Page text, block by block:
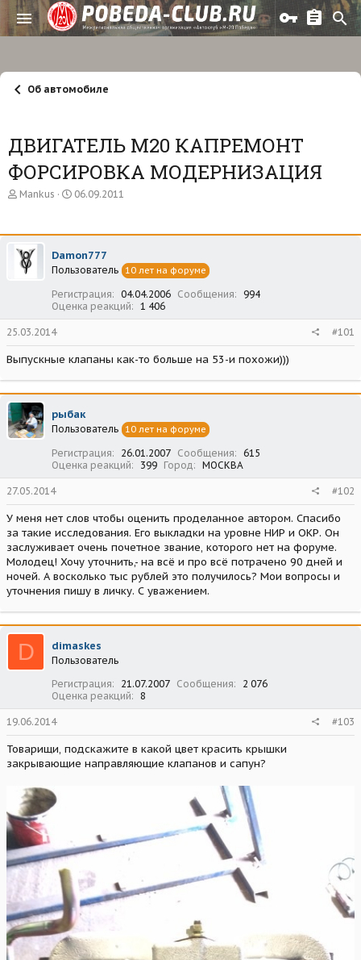
Об автомобиле
ДВИГАТЕЛЬ М20 КАПРЕМОНТ
ФОРСИРОВКА МОДЕРНИЗАЦИЯ
А
о
т
е
Mankus
Д
а
а
ч
л
а
06.09.2011
Damon777
Пользователь 10 лет на форуме
Регистрация 04.04.2006 Сообщения
994
Оценка реакций
1 406
25.03.2014 #101
Выпускные клапаны как-то больше на 53-и похожи)))
рыбак
Пользователь 10 лет на форуме
Регистрация 26.01.2007 Сообщения
615
Оценка реакций
399 Город МОСКВА
27.05.2014 #102
У меня нет слов чтобы оценить проделанное автором. Спасибо
за такие исследования. Его выкладки на уровне НИР и ОКР. Он
заслуживает очень почетное звание, которого нет на форуме.
Молодец! Хочу уточнить,- на всё и про всё потрачено 90 дней и
ночей. А восколько тыс рублей это получилось? Мои вопросы и
уточнения пишу в личку. С уважением.
D dimaskes
Пользователь
Регистрация
21.07.2007 Сообщения
2 076
Оценка реакций
8
19.06.2014 #103
Товарищи, подскажите в какой цвет красить крышки
закрывающие направляющие клапанов и сапун?